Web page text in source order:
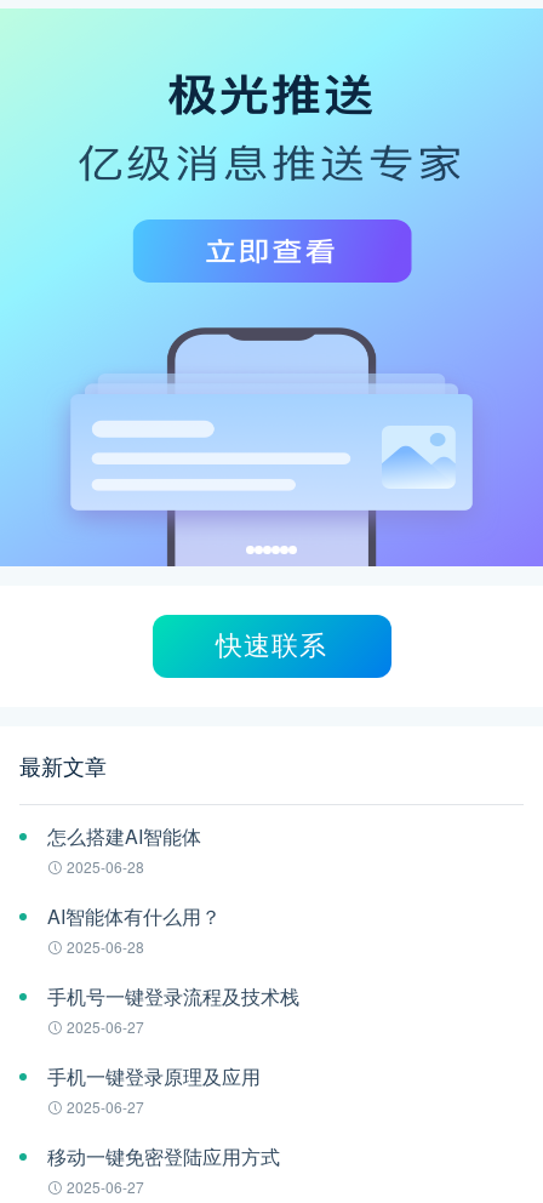
快速联系
最新文章
怎么搭建AI智能体
2025-06-28
AI智能体有什么用？
2025-06-28
手机号一键登录流程及技术栈
2025-06-27
手机一键登录原理及应用
2025-06-27
移动一键免密登陆应用方式
2025-06-27